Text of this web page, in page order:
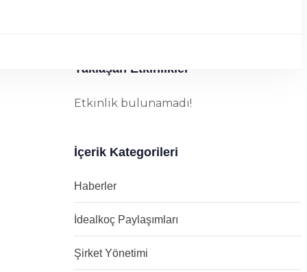
Yaklaşan Etkinlikler
Etkinlik bulunamadı!
İçerik Kategorileri
Haberler
İdealkoç Paylaşımları
Şirket Yönetimi